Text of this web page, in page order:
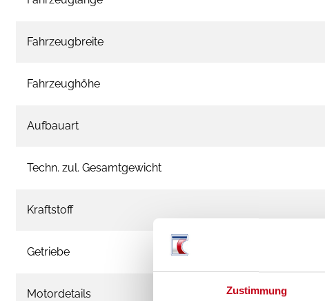
Zustimmung
Fahrzeugbreite
Fahrzeughöhe
Aufbauart
Techn. zul. Gesamtgewicht
Kraftstoff
Getriebe
Motordetails